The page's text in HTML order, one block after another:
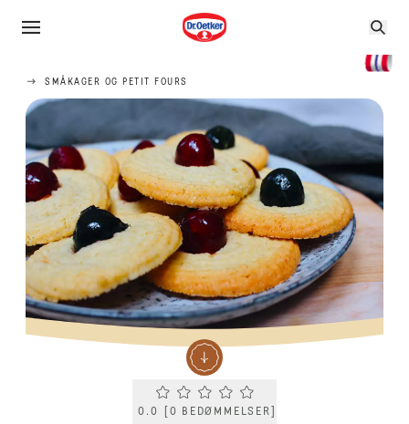
SMÅKAGER OG PETIT FOURS
Current rating 0.0. Click to rate.
0.0 0 BEDØMMELSER